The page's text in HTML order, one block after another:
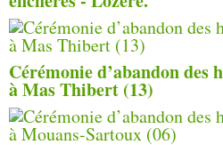
Cérémonie d’abandon
à Mas Thibert (13)